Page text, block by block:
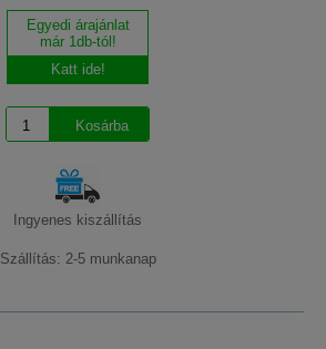
Egyedi árajánlat
már 1db-tól!
Katt ide!
Ingyenes kiszállítás
Szállítás: 2-5 munkanap